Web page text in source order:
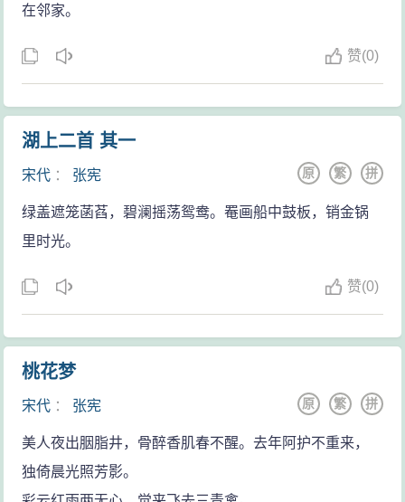
在邻家。
赞(0)
湖上二首 其一
宋代 ： 张宪 拼
繁
原
绿盖遮笼菡萏，碧澜摇荡鸳鸯。罨画船中鼓板，销金锅
里时光。
赞(0)
桃花梦
宋代 ： 张宪 拼
繁
原
美人夜出胭脂井，骨醉香肌春不醒。去年阿护不重来，
独倚晨光照芳影。